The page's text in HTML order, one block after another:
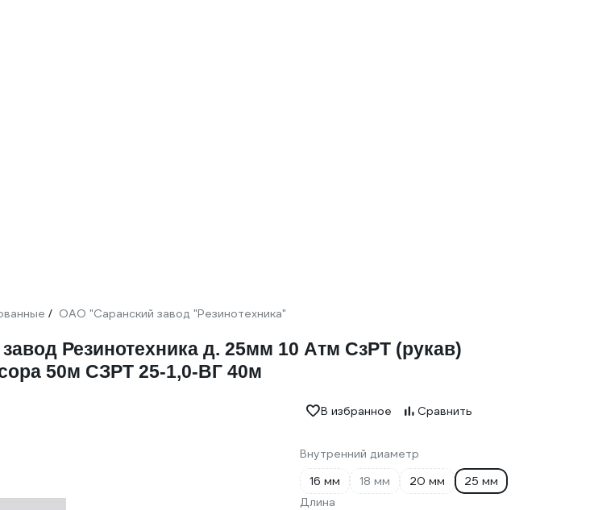
/ ОАО "Саранский завод "Резинотехника"
Резинотехника д. 25мм 10 Атм СзРТ (рукав)
50м СЗРТ 25-1,0-ВГ 40м
В избранное Сравнить
Внутренний диаметр
16 мм
18 мм 20 мм
25 мм
Длина